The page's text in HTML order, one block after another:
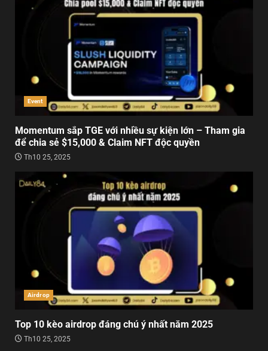
Event
Momentum sắp TGE với nhiều sự kiện lớn – Tham gia
để chia sẻ $15,000 & Claim NFT độc quyền
Th10 25, 2025
Airdrop
Top 10 kèo airdrop đáng chú ý nhất năm 2025
Th10 25, 2025